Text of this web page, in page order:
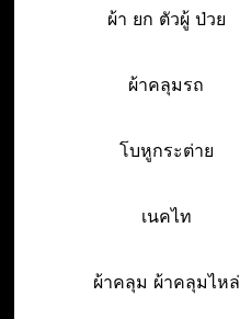
ผ้า ยก ตัวผู้ ป่วย
ผ้าคลุมรถ
โบหูกระต่าย
เนคไท
ผ้าคลุม ผ้าคลุมไหล่